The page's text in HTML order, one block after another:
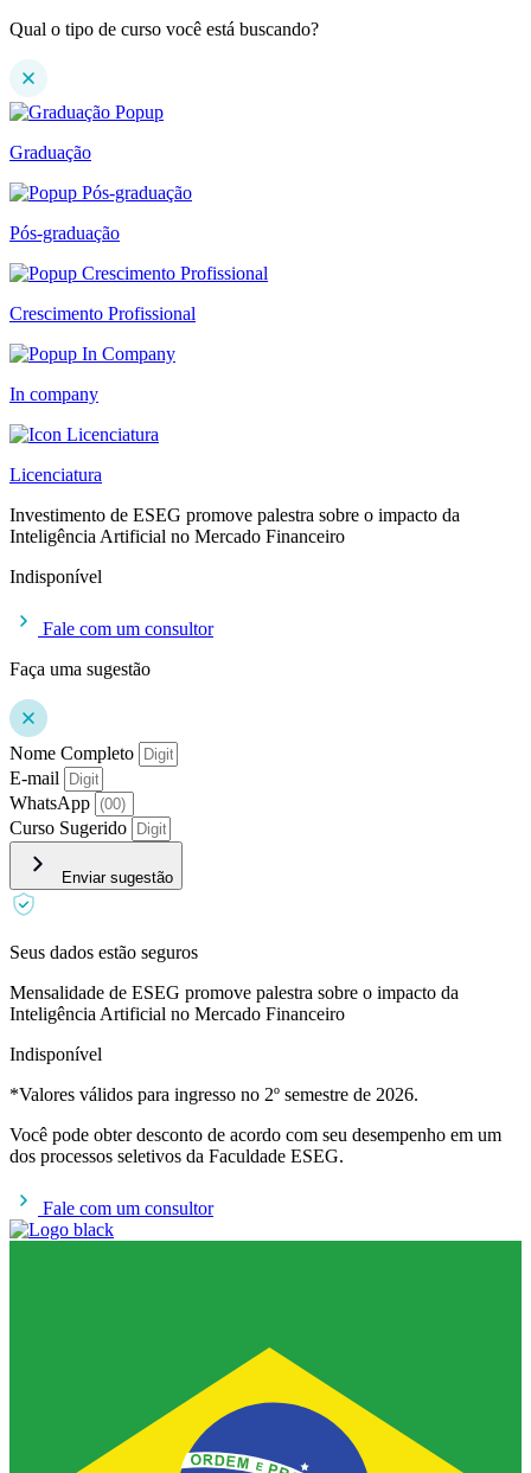
Qual o tipo de curso você está buscando?
Graduação
Pós-graduação
Crescimento Profissional
In company
Licenciatura
Investimento de ESEG promove palestra sobre o impacto da
Inteligência Artificial no Mercado Financeiro
Indisponível
Fale com um consultor
Faça uma sugestão
Nome Completo
E-mail
WhatsApp
Curso Sugerido
Enviar sugestão
Seus dados estão seguros
Mensalidade de ESEG promove palestra sobre o impacto da
Inteligência Artificial no Mercado Financeiro
Indisponível
*Valores válidos para ingresso no 2º semestre de 2026.
Você pode obter desconto de acordo com seu desempenho em um
dos processos seletivos da Faculdade ESEG.
Fale com um consultor